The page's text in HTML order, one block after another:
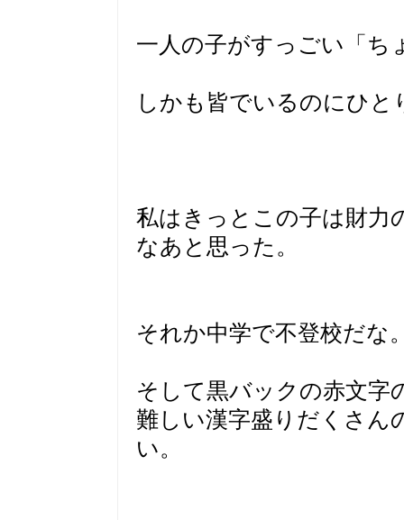
一人の子がすっごい「ち
しかも皆でいるのにひ
私はきっとこの子は財力
なあと思った。
それか中学で不登校だな
そして黒バックの赤文字
難しい漢字盛りだくさん
い。